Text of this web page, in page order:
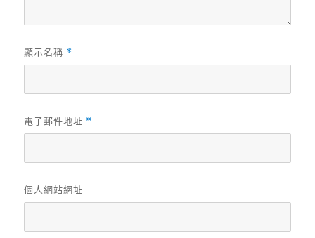
顯示名稱 *
電子郵件地址 *
個人網站網址